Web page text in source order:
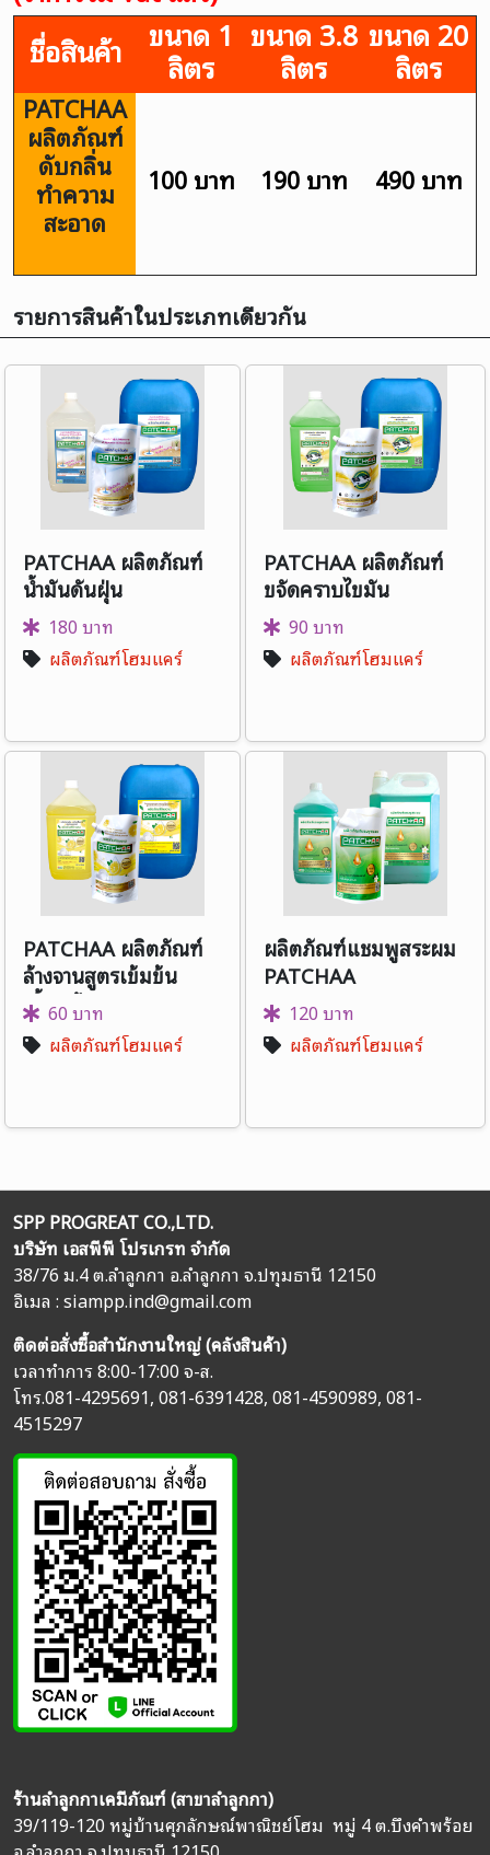
ชื่อสินค้า ขนาด 1
ลิตร
ขนาด 3.8
ลิตร
ขนาด 20
ลิตร
PATCHAA
ผลิตภัณฑ์
ดับกลิ่น
ทำความ
สะอาด
100 บาท 190 บาท 490 บาท
รายการสินค้าในประเภทเดียวกัน
PATCHAA ผลิตภัณฑ์
น้ำมันดันฝุ่น
180 บาท
ผลิตภัณฑ์โฮมแคร์
PATCHAA ผลิตภัณฑ์
ขจัดคราบไขมัน
90 บาท
ผลิตภัณฑ์โฮมแคร์
PATCHAA ผลิตภัณฑ์
ล้างจานสูตรเข้มข้น
(น้ำยาล้างจาน)
60 บาท
ผลิตภัณฑ์โฮมแคร์
ผลิตภัณฑ์แชมพูสระผม
PATCHAA
120 บาท
ผลิตภัณฑ์โฮมแคร์
SPP PROGREAT CO.,LTD.
บริษัท เอสพีพี โปรเกรท จำกัด
38/76 ม.4 ต.ลำลูกกา อ.ลำลูกกา จ.ปทุมธานี 12150
อิเมล :siampp.ind@gmail.com
ติดต่อสั่งซื้อสำนักงานใหญ่ (คลังสินค้า)
เวลาทำการ 8:00-17:00 จ-ส.
โทร.081-4295691,081-6391428,081-4590989,081-
4515297
ร้านลำลูกกาเคมีภัณฑ์ (สาขาลำลูกกา)
39/119-120 หมู่บ้านศุภลักษณ์พาณิชย์โฮม หมู่ 4 ต.บึงคำพร้อย